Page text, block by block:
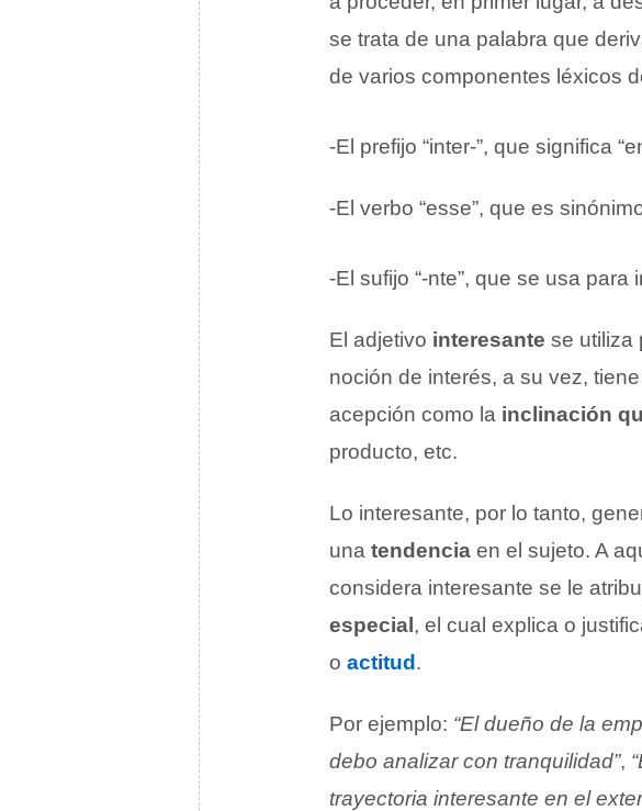
se trata de una palabra que
de varios componentes léxicos
-El prefijo “inter-”, que significa
-El verbo “esse”, que es
-El sufijo “-nte”, que se usa para
El adjetivo interesante se utiliza
noción de interés, a su vez,
acepción como la inclinación
producto, etc.
Lo interesante, por lo tanto,
una tendencia en el sujeto. A
considera interesante se le
especial , el cual explica o
o actitud .
Por ejemplo: “El dueño de la
debo analizar con tranquilidad”,
trayectoria interesante en el